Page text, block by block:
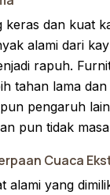
keras dan kuat
alami dari
rapuh.
tahan lama
pengaruh
pun tidak
Cuaca
alami yang